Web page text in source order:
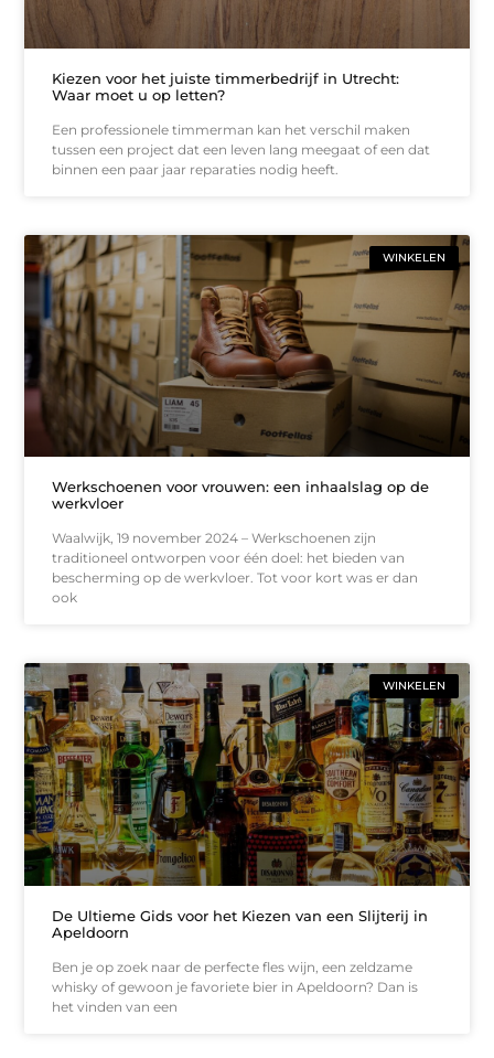
Kiezen voor het juiste timmerbedrijf in Utrecht:
Waar moet u op letten?
Een professionele timmerman kan het verschil maken
tussen een project dat een leven lang meegaat of een dat
binnen een paar jaar reparaties nodig heeft.
WINKELEN
Werkschoenen voor vrouwen: een inhaalslag op de
werkvloer
Waalwijk, 19 november 2024 – Werkschoenen zijn
traditioneel ontworpen voor één doel: het bieden van
bescherming op de werkvloer. Tot voor kort was er dan
ook
WINKELEN
De Ultieme Gids voor het Kiezen van een Slijterij in
Apeldoorn
Ben je op zoek naar de perfecte fles wijn, een zeldzame
whisky of gewoon je favoriete bier in Apeldoorn? Dan is
het vinden van een